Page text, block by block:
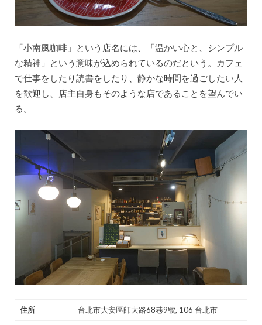
「小南風咖啡」という店名には、「温かい心と、シンプル
な精神」という意味が込められているのだという。カフェ
で仕事をしたり読書をしたり、静かな時間を過ごしたい人
を歓迎し、店主自身もそのような店であることを望んでい
る。
住所 台北市大安區師大路68巷9號, 106 台北市